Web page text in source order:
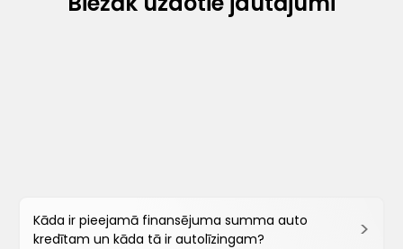
Kāda ir pieejamā finansējuma summa auto
kredītam un kāda tā ir autolīzingam?